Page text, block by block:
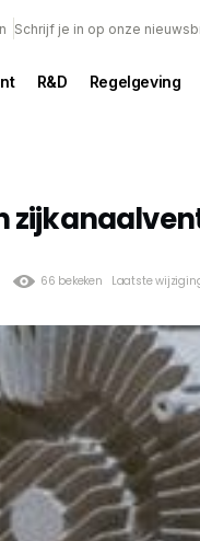
Schrijf je in op onze
R&D Regelgeving
66 bekeken Laatste